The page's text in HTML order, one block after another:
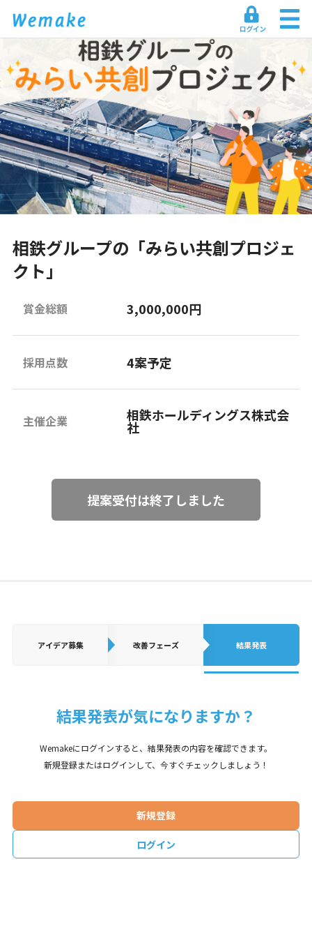
相鉄グループの「みらい共創プロジェ
クト」
賞金総額 3,000,000円
採用点数 4案予定
主催企業 相鉄ホールディングス株式会
社
提案受付は終了しました
アイデア募集 改善フェーズ 結果発表
結果発表が気になりますか？
Wemakeにログインすると、結果発表の内容を確認できます。
新規登録またはログインして、今すぐチェックしましょう！
新規登録
ログイン